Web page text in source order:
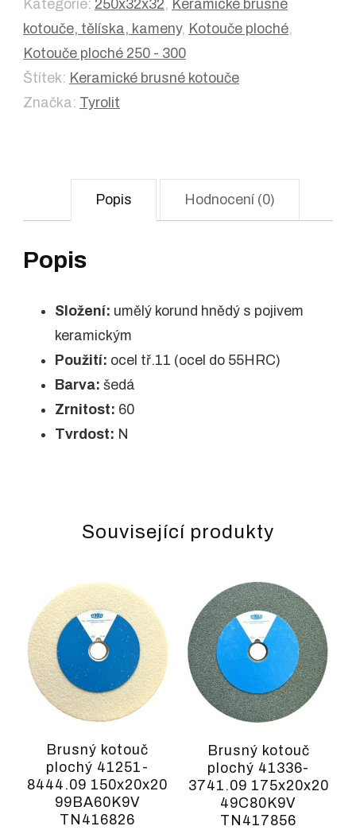
Kategorie: 250x32x32, Keramické brusné
kotouče, tělíska, kameny, Kotouče ploché,
Kotouče ploché 250 - 300
Štítek: Keramické brusné kotouče
Značka: Tyrolit
Popis Hodnocení (0)
Popis
Složení: umělý korund hnědý s pojivem
keramickým
Použití: ocel tř.11 (ocel do 55HRC)
Barva: šedá
Zrnitost: 60
Tvrdost: N
Související produkty
Brusný kotouč
plochý 41251-
8444.09 150x20x20
99BA60K9V
TN416826
Brusný kotouč
plochý 41336-
3741.09 175x20x20
49C80K9V
TN417856